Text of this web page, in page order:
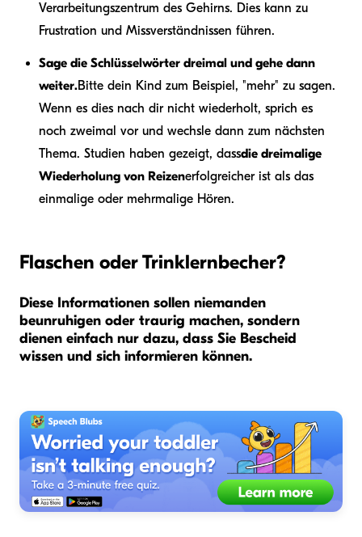
Verarbeitungszentrum des Gehirns. Dies kann zu
Frustration und Missverständnissen führen.
Sage die Schlüsselwörter dreimal und gehe dann
weiter.Bitte dein Kind zum Beispiel, "mehr" zu sagen.
Wenn es dies nach dir nicht wiederholt, sprich es
noch zweimal vor und wechsle dann zum nächsten
Thema. Studien haben gezeigt, dassdie dreimalige
Wiederholung von Reizenerfolgreicher ist als das
einmalige oder mehrmalige Hören.
Flaschen oder Trinklernbecher?
Diese Informationen sollen niemanden
beunruhigen oder traurig machen, sondern
dienen einfach nur dazu, dass Sie Bescheid
wissen und sich informieren können.